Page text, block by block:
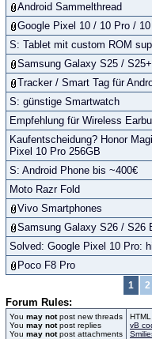
Android Sammelthread
Google Pixel 10 / 10 Pro /
S: Tablet mit custom ROM
Samsung Galaxy S25 /
Tracker / Smart Tag für
S: günstige Smartwatch
Empfehlung für Wireless
Kaufentscheidung? Honor
Pixel 10 Pro 256GB
S: Android Phone bis ~400€
Moto Razr Fold
Vivo Smartphones
Samsung Galaxy S26 / S26
Solved: Google Pixel 10 Pro:
Poco F8 Pro
1 2
Forum Rules:
You may notpost new threads
You may notpost replies
You may notpost attachments
vB